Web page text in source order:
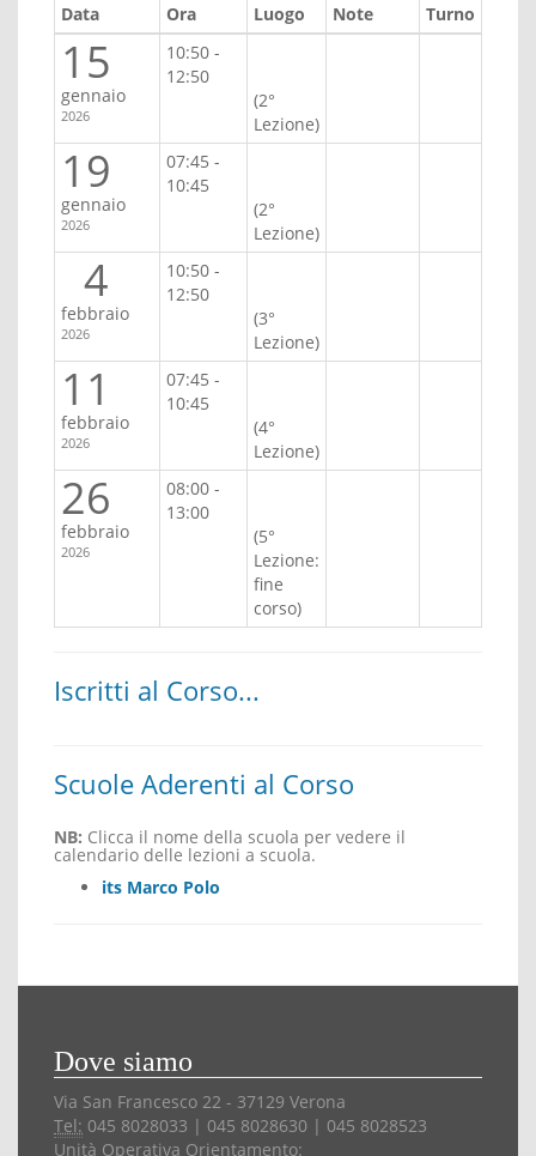
Data
Ora Luogo Note Turno
15
gennaio
2026
10:50 -
12:50
(2°
Lezione)
19
gennaio
2026
07:45 -
10:45
(2°
Lezione)
4
febbraio
2026
10:50 -
12:50
(3°
Lezione)
11
febbraio
2026
07:45 -
10:45
(4°
Lezione)
26
febbraio
2026
08:00 -
13:00
(5°
Lezione:
fine
corso)
Iscritti al Corso...
Scuole Aderenti al Corso
NB: Clicca il nome della scuola per vedere il
calendario delle lezioni a scuola.
its Marco Polo
Dove siamo
Via San Francesco 22 - 37129 Verona
Tel: 045 8028033 | 045 8028630 | 045 8028523
Unità Operativa Orientamento: